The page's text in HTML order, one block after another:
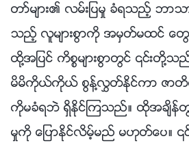
တာ္မ်ား၏ လမ္းျပမႈ ခံရသည့္ ဘာသာ
သည့္ လူမ်ားစြာကို အမွတ္မထင္ ေတ
ထို႔အျပင္ ကိစၥမ်ားစြာတြင္ ၎တို႔သ
မိမိကိုယ္ကိုယ္ စြန႔္လႊတ္ႏိုင္ကာ ဇာ
ကိုမခံရဘဲ ရွိႏိုင္ၾကသည္။ ထိုအခ်ိန္တြ
မႈကို ေျပာႏိုင္လိမ့္မည္ မဟုတ္ေပ